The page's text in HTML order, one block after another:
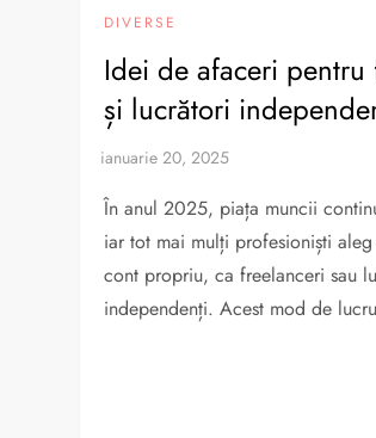
DIVERSE
Idei de afaceri pentru
și lucrători
În anul 2025, piața muncii
iar tot mai mulți profesioniști
cont propriu, ca freelanceri sau
independenți. Acest mod de